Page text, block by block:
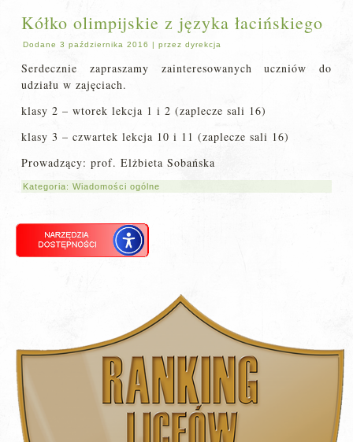
Kółko olimpijskie z języka łacińskiego
Dodane 3 października 2016 |przez dyrekcja
Serdecznie zapraszamy zainteresowanych uczniów do
udziału w zajęciach.
klasy 2 – wtorek lekcja 1 i 2 (zaplecze sali 16)
klasy 3 – czwartek lekcja 10 i 11 (zaplecze sali 16)
Prowadzący: prof. Elżbieta Sobańska
Kategoria:Wiadomości ogólne